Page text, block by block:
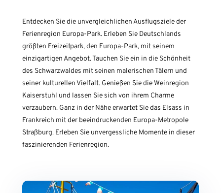
Entdecken Sie die unvergleichlichen Ausflugsziele der
Ferienregion Europa-Park. Erleben Sie Deutschlands
größten Freizeitpark, den Europa-Park, mit seinem
einzigartigen Angebot. Tauchen Sie ein in die Schönheit
des Schwarzwaldes mit seinen malerischen Tälern und
seiner kulturellen Vielfalt. Genießen Sie die Weinregion
Kaiserstuhl und lassen Sie sich von ihrem Charme
verzaubern. Ganz in der Nähe erwartet Sie das Elsass in
Frankreich mit der beeindruckenden Europa-Metropole
Straßburg. Erleben Sie unvergessliche Momente in dieser
faszinierenden Ferienregion.